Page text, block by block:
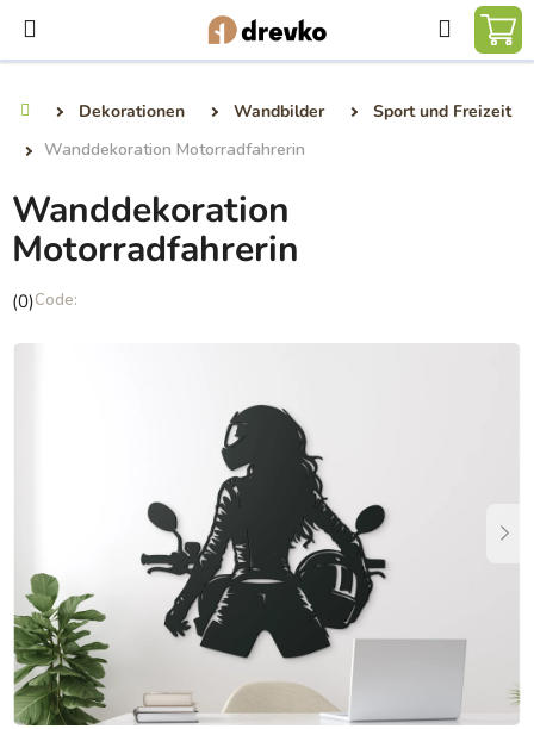
Inhalt
springen
Suchen
Dekorationen Wandbilder
Sport und Freizeit
Wanddekoration Motorradfahrerin
Wanddekoration
Motorradfahrerin
Die
Produktbewertung
(0)